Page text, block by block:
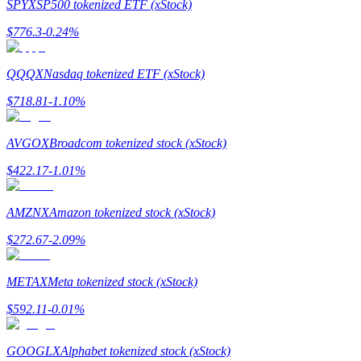
Rehber
SPYXSP500 tokenized ETF (xStock)
$776.3-0.24%
QQQXNasdaq tokenized ETF (xStock)
$718.81-1.10%
AVGOXBroadcom tokenized stock (xStock)
$422.17-1.01%
AMZNXAmazon tokenized stock (xStock)
$272.67-2.09%
METAXMeta tokenized stock (xStock)
$592.11-0.01%
GOOGLXAlphabet tokenized stock (xStock)